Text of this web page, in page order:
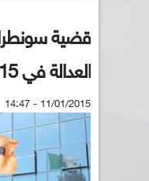
العدالة في 15 مارس المقبل
11/01/2015 - 14:47